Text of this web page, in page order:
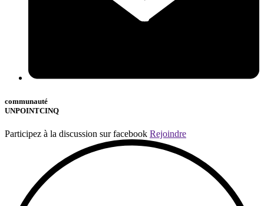
communauté
UNPOINTCINQ
Participez à la discussion sur facebook Rejoindre